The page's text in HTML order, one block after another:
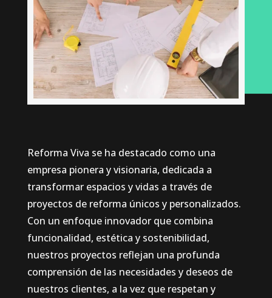
Reforma Viva se ha destacado como una
empresa pionera y visionaria, dedicada a
transformar espacios y vidas a través de
proyectos de reforma únicos y personalizados.
Con un enfoque innovador que combina
funcionalidad, estética y sostenibilidad,
nuestros proyectos reflejan una profunda
comprensión de las necesidades y deseos de
nuestros clientes, a la vez que respetan y